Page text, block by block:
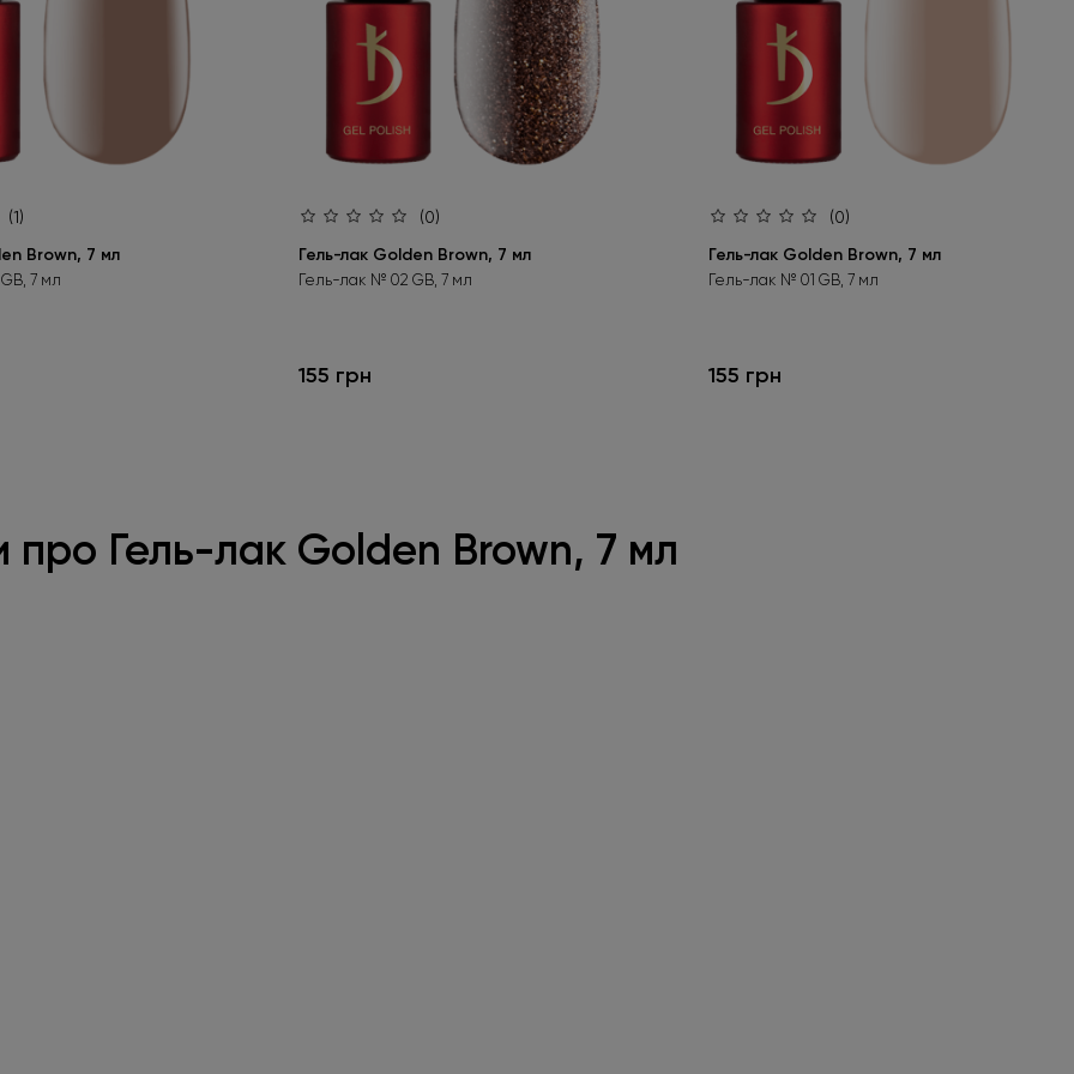
(1)
Brown, 7 мл
7 мл
(0)
Гель-лак Golden Brown, 7 мл
Гель-лак № 02 GB, 7 мл
155 грн
(0)
Гель-лак Golden Brown, 7 мл
Гель-лак № 01 GB, 7 мл
155 грн
про Гель-лак Golden Brown, 7 мл